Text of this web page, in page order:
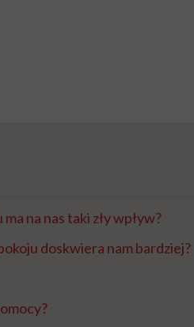
na nas taki zły wpływ?
doskwiera nam bardziej?